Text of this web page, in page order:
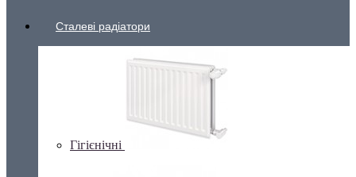
Сталеві радіатори
Гігієнічні